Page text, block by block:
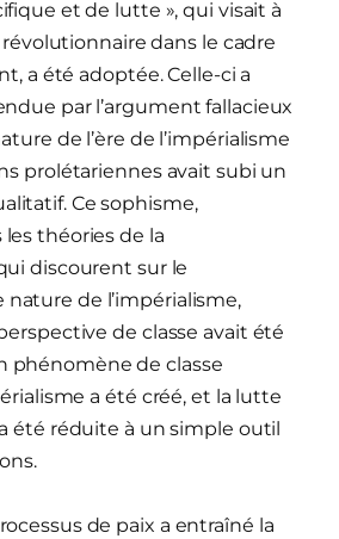
et de lutte », qui visait à
dans le cadre
a été adoptée. Celle-ci a
par l’argument fallacieux
de l’ère de l’impérialisme
prolétariennes avait subi un
Ce sophisme,
théories de la
discourent sur le
de l’impérialisme,
de classe avait été
phénomène de classe
a été créé, et la lutte
été réduite à un simple outil
de paix a entraîné la